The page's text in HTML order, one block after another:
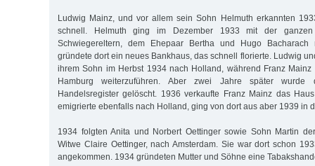
Ludwig Mainz, und vor allem sein Sohn Helmuth erkannten
schnell. Helmuth ging im Dezember 1933 mit der
Schwiegereltern, dem Ehepaar Bertha und Hugo Bacharach
gründete dort ein neues Bankhaus, das schnell florierte. Ludwig
ihrem Sohn im Herbst 1934 nach Holland, während Franz
Hamburg weiterzuführen. Aber zwei Jahre später
Handelsregister gelöscht. 1936 verkaufte Franz Mainz das
emigrierte ebenfalls nach Holland, ging von dort aus aber 1939 in
1934 folgten Anita und Norbert Oettinger sowie Sohn Martin
Witwe Claire Oettinger, nach Amsterdam. Sie war dort schon
angekommen. 1934 gründeten Mutter und Söhne eine